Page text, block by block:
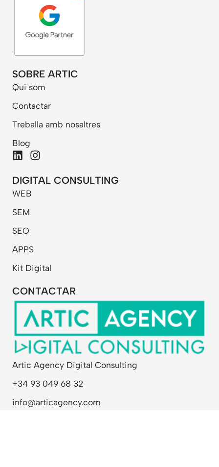
SOBRE ARTIC
Qui som
Contactar
Treballa amb nosaltres
Blog
L
n
k
e
d
i
n
I
s
t
DIGITAL CONSULTING
WEB
SEM
SEO
APPS
Kit Digital
CONTACTAR
Artic Agency Digital Consulting
+34 93 049 68 32
info@articagency.com